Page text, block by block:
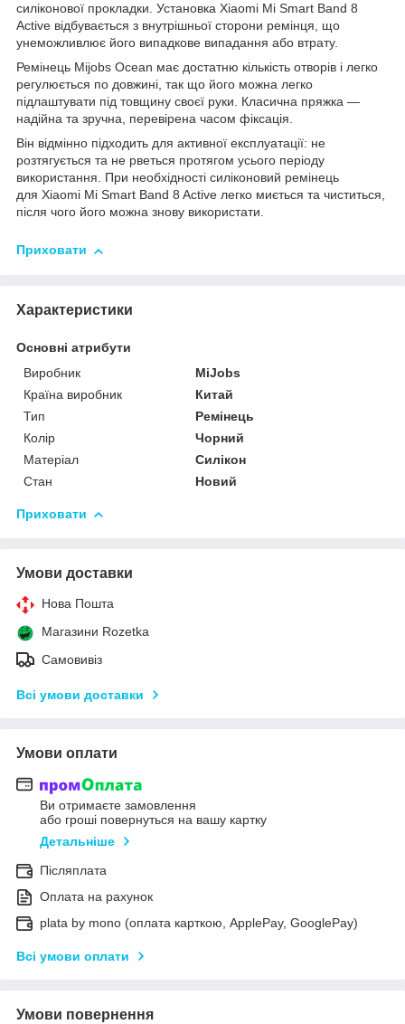
силіконової прокладки. Установка Xiaomi Mi Smart Band 8
Active відбувається з внутрішньої сторони ремінця, що
унеможливлює його випадкове випадання або втрату.
Ремінець Mijobs Ocean має достатню кількість отворів і легко
регулюється по довжині, так що його можна легко
підлаштувати під товщину своєї руки. Класична пряжка —
надійна та зручна, перевірена часом фіксація.
Він відмінно підходить для активної експлуатації: не
розтягується та не рветься протягом усього періоду
використання. При необхідності силіконовий ремінець
для Xiaomi Mi Smart Band 8 Active легко миється та чиститься,
після чого його можна знову використати.
Приховати
Характеристики
Основні атрибути
Виробник
MiJobs
Країна виробник
Китай
Тип
Ремінець
Колір
Чорний
Матеріал
Силікон
Стан
Новий
Приховати
Умови доставки
Нова Пошта
Магазини Rozetka
Самовивіз
Всі умови доставки
Умови оплати
Ви отримаєте замовлення
або гроші повернуться на вашу картку
Детальніше
Післяплата
Оплата на рахунок
plata by mono (оплата карткою, ApplePay, GooglePay)
Всі умови оплати
Умови повернення